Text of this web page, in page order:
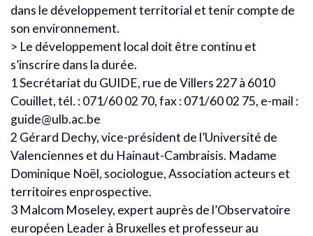
dans le développement territorial et tenir compte de
son environnement.
> Le développement local doit être continu et
s’inscrire dans la durée.
1 Secrétariat du GUIDE, rue de Villers 227 à 6010
Couillet, tél. : 071/60 02 70, fax : 071/60 02 75, e-mail :
guide@ulb.ac.be
2 Gérard Dechy, vice-président de l’Université de
Valenciennes et du Hainaut-Cambraisis. Madame
Dominique Noël, sociologue, Association acteurs et
territoires enprospective.
3 Malcom Moseley, expert auprès de l’Observatoire
européen Leader à Bruxelles et professeur au